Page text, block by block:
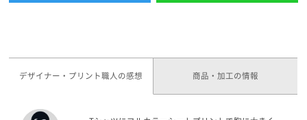
デザイナー・プリント職人の感想 商品・加工の情報